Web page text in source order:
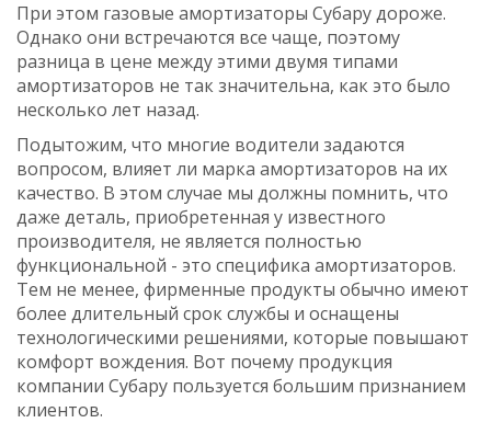
При этом газовые амортизаторы Субару дороже.
Однако они встречаются все чаще, поэтому
разница в цене между этими двумя типами
амортизаторов не так значительна, как это было
несколько лет назад.
Подытожим, что многие водители задаются
вопросом, влияет ли марка амортизаторов на их
качество. В этом случае мы должны помнить, что
даже деталь, приобретенная у известного
производителя, не является полностью
функциональной - это специфика амортизаторов.
Тем не менее, фирменные продукты обычно имеют
более длительный срок службы и оснащены
технологическими решениями, которые повышают
комфорт вождения. Вот почему продукция
компании Субару пользуется большим признанием
клиентов.